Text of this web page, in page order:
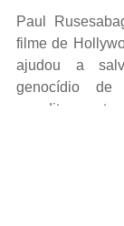
Paul
filme de
ajudou a
genocídio de
acreditava